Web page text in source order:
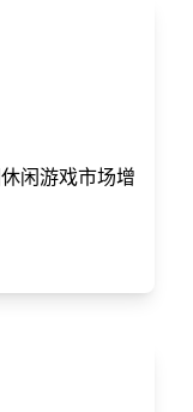
闲游戏市场增